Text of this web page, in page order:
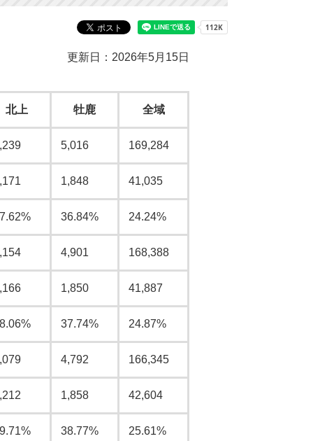
更新日：2026年5月15日
北上 牡鹿 全域
5,016 169,284
1,848 41,035
36.84% 24.24%
4,901 168,388
1,850 41,887
37.74% 24.87%
4,792 166,345
1,858 42,604
38.77% 25.61%